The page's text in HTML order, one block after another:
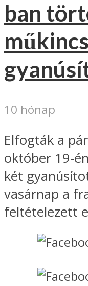
ban
10 hónap
Elfogták a
október 19-
két
vasárnap a
feltételezett